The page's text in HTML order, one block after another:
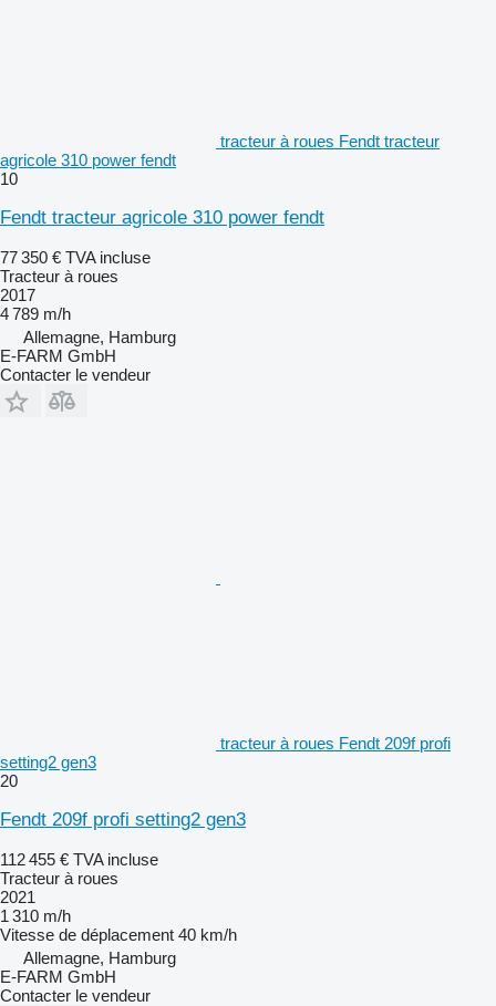
tracteur à roues Fendt tracteur
agricole 310 power fendt
10
Fendt tracteur agricole 310 power fendt
77 350 € TVA incluse
Tracteur à roues
2017
4 789 m/h
Allemagne, Hamburg
E-FARM GmbH
Contacter le vendeur
tracteur à roues Fendt 209f profi
setting2 gen3
20
Fendt 209f profi setting2 gen3
112 455 € TVA incluse
Tracteur à roues
2021
1 310 m/h
Vitesse de déplacement 40 km/h
Allemagne, Hamburg
E-FARM GmbH
Contacter le vendeur